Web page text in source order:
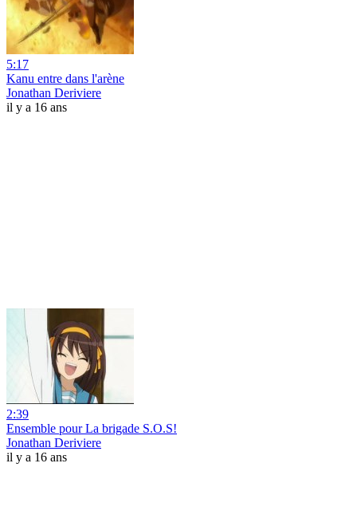
5:17
Kanu entre dans l'arène
Jonathan Deriviere
il y a 16 ans
2:39
Ensemble pour La brigade S.O.S!
Jonathan Deriviere
il y a 16 ans